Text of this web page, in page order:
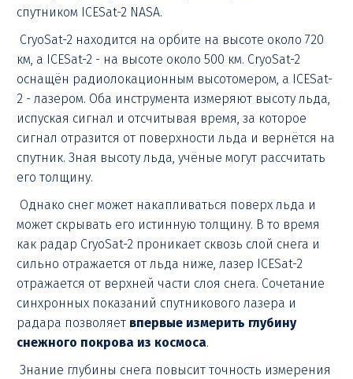
спутником ICESat-2 NASA.
CryoSat-2 находится на орбите на высоте около 720
км, а ICESat-2 - на высоте около 500 км. CryoSat-2
оснащён радиолокационным высотомером, а ICESat-
2 - лазером. Оба инструмента измеряют высоту льда,
испуская сигнал и отсчитывая время, за которое
сигнал отразится от поверхности льда и вернётся на
спутник. Зная высоту льда, учёные могут рассчитать
его толщину.
Однако снег может накапливаться поверх льда и
может скрывать его истинную толщину. В то время
как радар CryoSat-2 проникает сквозь слой снега и
сильно отражается от льда ниже, лазер ICESat-2
отражается от верхней части слоя снега. Сочетание
синхронных показаний спутникового лазера и
радара позволяет впервые измерить глубину
снежного покрова из космоса.
Знание глубины снега повысит точность измерения